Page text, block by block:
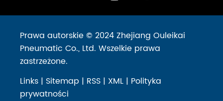
Prawa autorskie © 2024 Zhejiang Ouleikai
Pneumatic Co., Ltd. Wszelkie prawa
zastrzeżone.
Links | Sitemap | RSS | XML | Polityka
prywatności